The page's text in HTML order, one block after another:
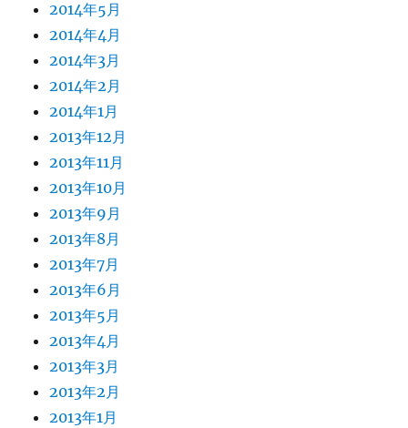
2014年5月
2014年4月
2014年3月
2014年2月
2014年1月
2013年12月
2013年11月
2013年10月
2013年9月
2013年8月
2013年7月
2013年6月
2013年5月
2013年4月
2013年3月
2013年2月
2013年1月